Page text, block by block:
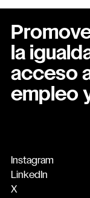
la
acceso
empleo
Instagram
LinkedIn
X